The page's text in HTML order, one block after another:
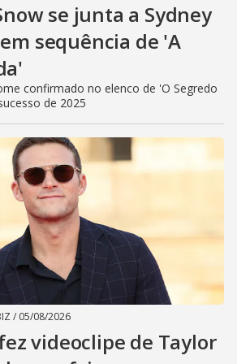
se junta a Sydney
sequência de ​'A
confirmado no elenco de 'O Segredo
de 2025
/ 05/08/2026
videoclipe de Taylor